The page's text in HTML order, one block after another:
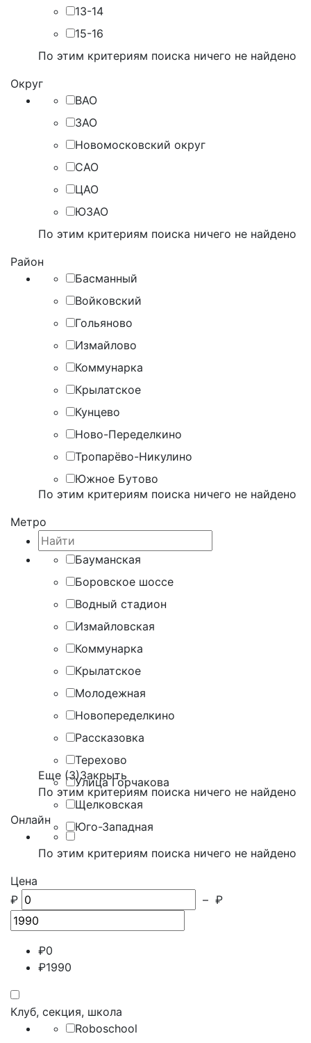
13-14
15-16
По этим критериям поиска ничего не найдено
Округ
ВАО
ЗАО
Новомосковский округ
САО
ЦАО
ЮЗАО
По этим критериям поиска ничего не найдено
Район
Басманный
Войковский
Гольяново
Измайлово
Коммунарка
Крылатское
Кунцево
Ново-Переделкино
Тропарёво-Никулино
Южное Бутово
По этим критериям поиска ничего не найдено
Метро
Бауманская
Боровское шоссе
Водный стадион
Измайловская
Коммунарка
Крылатское
Молодежная
Новопеределкино
Рассказовка
Терехово
Улица Горчакова
Щелковская
Юго-Западная
Еще (3)Закрыть
По этим критериям поиска ничего не найдено
Онлайн
По этим критериям поиска ничего не найдено
Цена
₽
– ₽
₽0
₽1990
Клуб, секция, школа
Roboschool